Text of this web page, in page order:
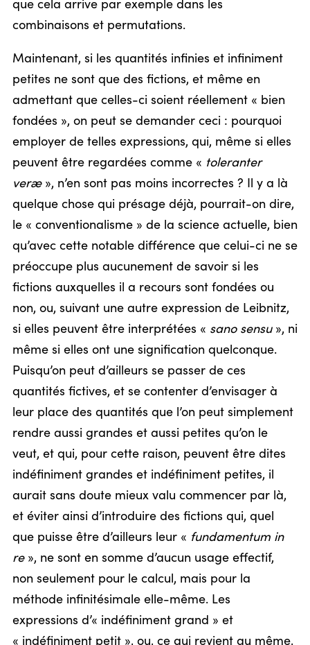
que cela arrive par exemple dans les
combinaisons et permutations.
Maintenant, si les quantités infinies et infiniment
petites ne sont que des fictions, et même en
admettant que celles-ci soient réellement « bien
fondées », on peut se demander ceci : pourquoi
employer de telles expressions, qui, même si elles
peuvent être regardées comme « toleranter
veræ», n’en sont pas moins incorrectes ? Il y a là
quelque chose qui présage déjà, pourrait-on dire,
le « conventionalisme » de la science actuelle, bien
qu’avec cette notable différence que celui-ci ne se
préoccupe plus aucunement de savoir si les
fictions auxquelles il a recours sont fondées ou
non, ou, suivant une autre expression de Leibnitz,
si elles peuvent être interprétées « sano sensu», ni
même si elles ont une signification quelconque.
Puisqu’on peut d’ailleurs se passer de ces
quantités fictives, et se contenter d’envisager à
leur place des quantités que l’on peut simplement
rendre aussi grandes et aussi petites qu’on le
veut, et qui, pour cette raison, peuvent être dites
indéfiniment grandes et indéfiniment petites, il
aurait sans doute mieux valu commencer par là,
et éviter ainsi d’introduire des fictions qui, quel
que puisse être d’ailleurs leur « fundamentum in
re», ne sont en somme d’aucun usage effectif,
non seulement pour le calcul, mais pour la
méthode infinitésimale elle-même. Les
expressions d’« indéfiniment grand » et
« indéfiniment petit », ou, ce qui revient au même,